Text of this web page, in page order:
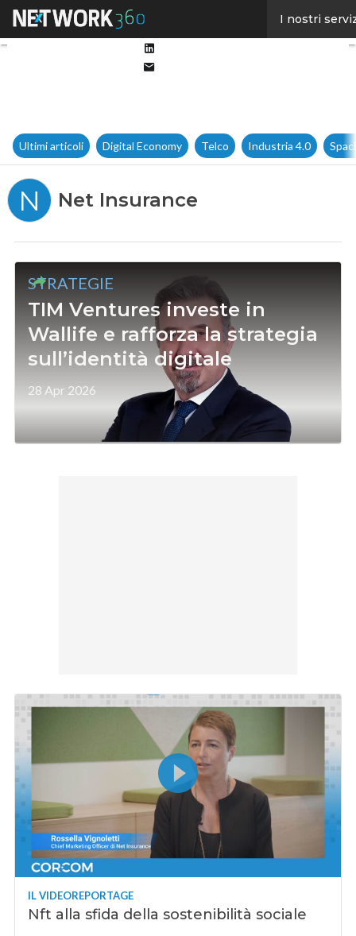
I nostri
Ultimi articoli Digital Economy Telco Industria 4.0
N Net Insurance
STRATEGIE
TIM Ventures investe in
Wallife e rafforza la strategia
sull’identità digitale
28 Apr 2026
IL VIDEOREPORTAGE
Nft alla sfida della sostenibilità sociale